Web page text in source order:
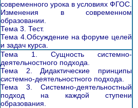
современного урока в условиях ФГОС.
Изменения в современном
образовании.
Тема 3. Тест.
Тема 4.Обсуждение на форуме целей
и задач курса.
Тема 1. Сущность системно-
деятельностного подхода.
Тема 2. Дидактические принципы
системно-деятельностного подхода.
Тема 3. Системно-деятельностный
подход на каждой ступени
образования.